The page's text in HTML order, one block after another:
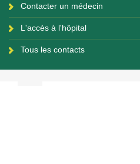
Contacter un médecin
L'accès à l'hôpital
Tous les contacts